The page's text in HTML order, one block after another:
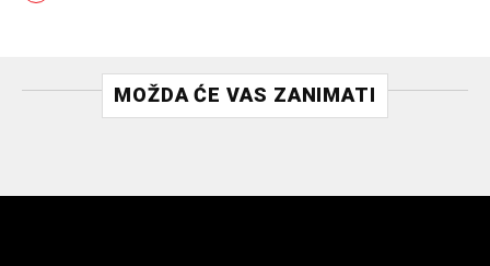
MOŽDA ĆE VAS ZANIMATI